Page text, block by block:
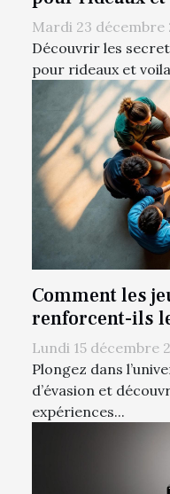
Mardi 23 décembre
Découvrir les
pour rideaux et
Comment les
renforcent-ils
Lundi 15 décembre
Plongez dans
d’évasion et
expériences...